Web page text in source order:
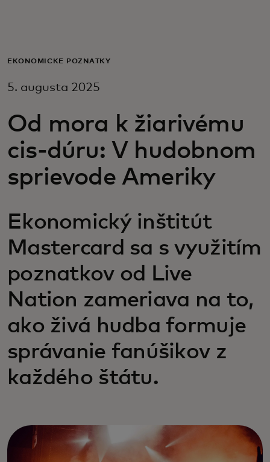
Pre firmy
Pre inovátorov
Novinky a trendy
EKONOMICKÉ POZNATKY
5. augusta 2025
Od mora k žiarivému
cis-dúru: V hudobnom
sprievode Ameriky
Ekonomický inštitút
Mastercard sa s využitím
poznatkov od Live
Nation zameriava na to,
ako živá hudba formuje
správanie fanúšikov z
každého štátu.